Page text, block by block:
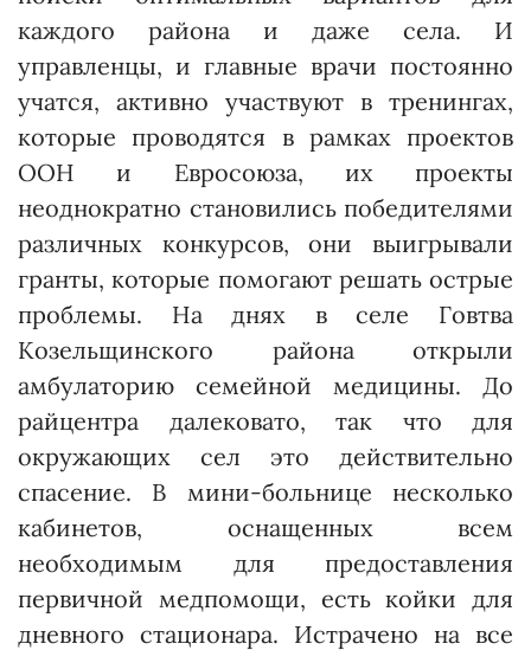
каждого района и даже села. И
управленцы, и главные врачи постоянно
учатся, активно участвуют в тренингах,
которые проводятся в рамках проектов
ООН и Евросоюза, их проекты
неоднократно становились победителями
различных конкурсов, они выигрывали
гранты, которые помогают решать острые
проблемы. На днях в селе Говтва
Козельщинского района открыли
амбулаторию семейной медицины. До
райцентра далековато, так что для
окружающих сел это действительно
спасение. В мини-больнице несколько
кабинетов, оснащенных всем
необходимым для предоставления
первичной медпомощи, есть койки для
дневного стационара. Истрачено на все